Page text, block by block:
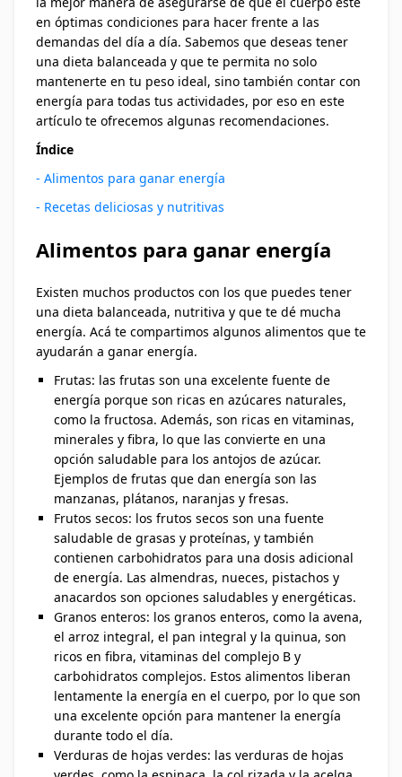
en óptimas condiciones para hacer frente a las
demandas del día a día. Sabemos que deseas tener
una dieta balanceada y que te permita no solo
mantenerte en tu peso ideal, sino también contar con
energía para todas tus actividades, por eso en este
artículo te ofrecemos algunas recomendaciones.
Índice
- Alimentos para ganar energía
- Recetas deliciosas y nutritivas
Alimentos para ganar energía
Existen muchos productos con los que puedes tener
una dieta balanceada, nutritiva y que te dé mucha
energía. Acá te compartimos algunos alimentos que te
ayudarán a ganar energía.
Frutas: las frutas son una excelente fuente de
energía porque son ricas en azúcares naturales,
como la fructosa. Además, son ricas en vitaminas,
minerales y fibra, lo que las convierte en una
opción saludable para los antojos de azúcar.
Ejemplos de frutas que dan energía son las
manzanas, plátanos, naranjas y fresas.
Frutos secos: los frutos secos son una fuente
saludable de grasas y proteínas, y también
contienen carbohidratos para una dosis adicional
de energía. Las almendras, nueces, pistachos y
anacardos son opciones saludables y energéticas.
Granos enteros: los granos enteros, como la avena,
el arroz integral, el pan integral y la quinua, son
ricos en fibra, vitaminas del complejo B y
carbohidratos complejos. Estos alimentos liberan
lentamente la energía en el cuerpo, por lo que son
una excelente opción para mantener la energía
durante todo el día.
Verduras de hojas verdes: las verduras de hojas